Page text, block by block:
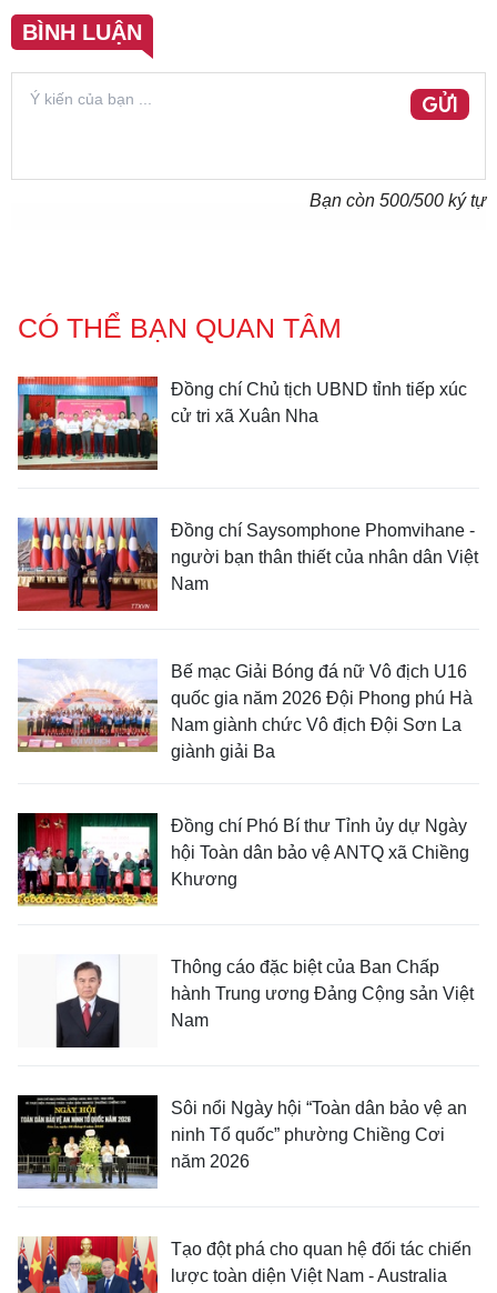
BÌNH LUẬN
GỬI
Bạn còn 500/500 ký tự
CÓ THỂ BẠN QUAN TÂM
Đồng chí Chủ tịch UBND tỉnh tiếp xúc
cử tri xã Xuân Nha
Đồng chí Saysomphone Phomvihane -
người bạn thân thiết của nhân dân Việt
Nam
Bế mạc Giải Bóng đá nữ Vô địch U16
quốc gia năm 2026 Đội Phong phú Hà
Nam giành chức Vô địch Đội Sơn La
giành giải Ba
Đồng chí Phó Bí thư Tỉnh ủy dự Ngày
hội Toàn dân bảo vệ ANTQ xã Chiềng
Khương
Thông cáo đặc biệt của Ban Chấp
hành Trung ương Đảng Cộng sản Việt
Nam
Sôi nổi Ngày hội “Toàn dân bảo vệ an
ninh Tổ quốc” phường Chiềng Cơi
năm 2026
Tạo đột phá cho quan hệ đối tác chiến
lược toàn diện Việt Nam - Australia